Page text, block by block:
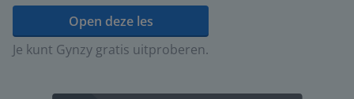
Open deze les
Je kunt Gynzy gratis uitproberen.